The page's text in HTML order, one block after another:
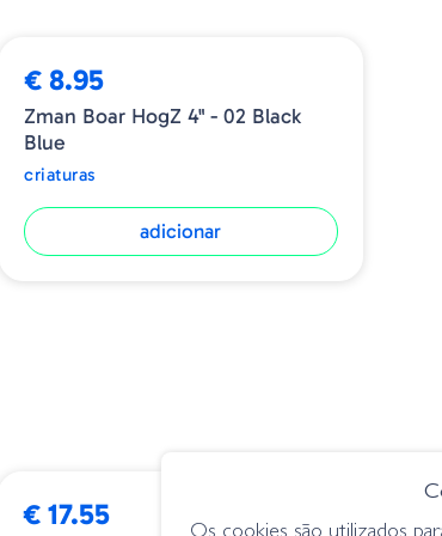
€ 8.95
Zman Boar HogZ 4" - 02 Black
Blue
criaturas
adicionar
€ 17.55